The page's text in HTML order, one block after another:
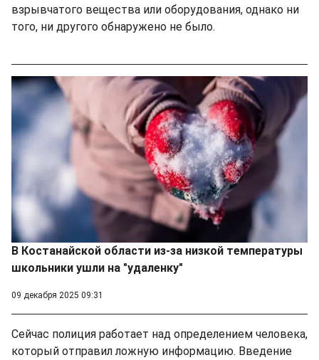
взрывчатого вещества или оборудования, однако ни
того, ни другого обнаружено не было.
В Костанайской области из-за низкой температуры
школьники ушли на "удаленку"
09 декабря 2025 09:31
Сейчас полиция работает над определением человека,
который отправил ложную информацию. Введение